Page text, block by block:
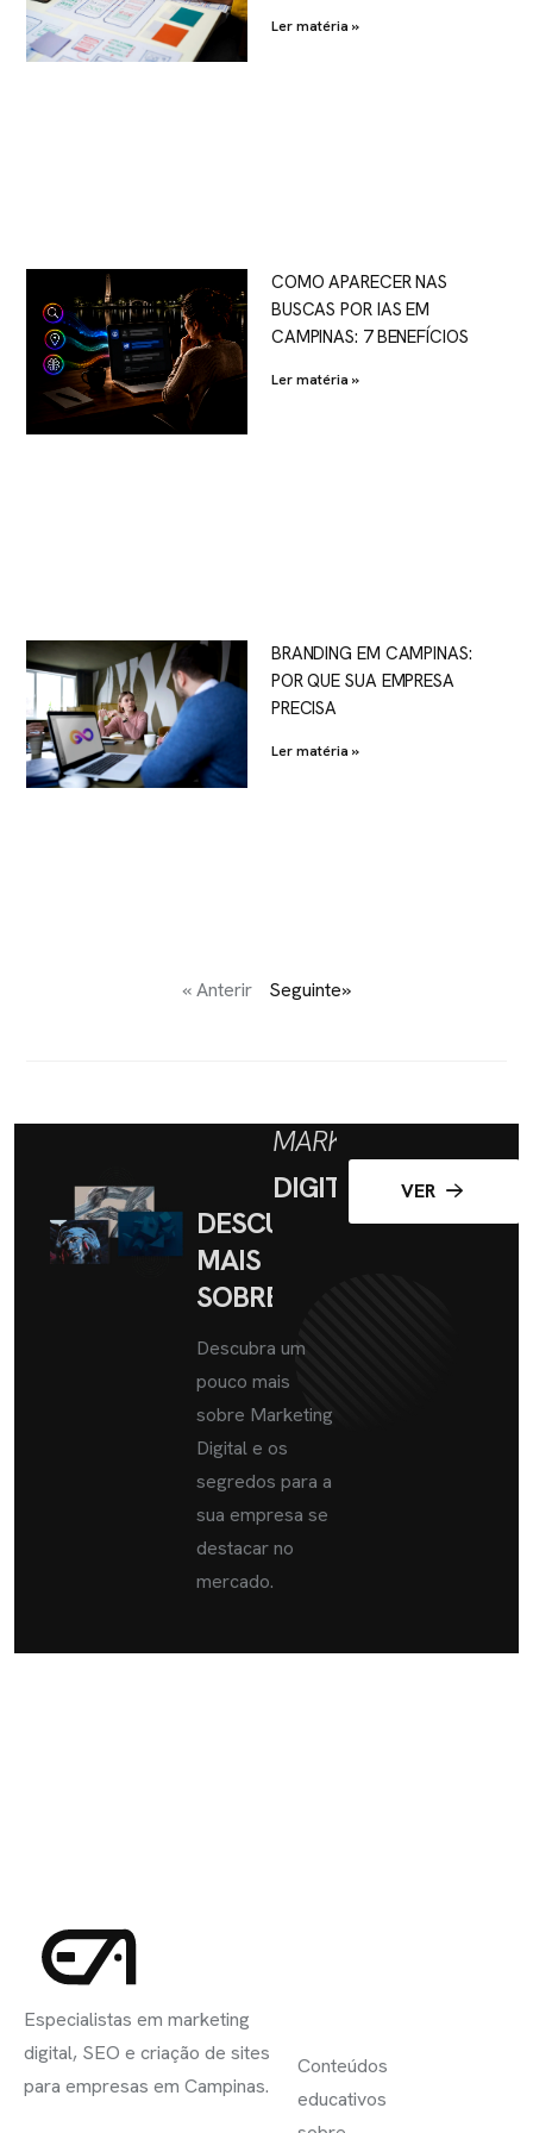
Ler matéria »
COMO APARECER NAS
BUSCAS POR IAS EM
CAMPINAS: 7 BENEFÍCIOS
Ler matéria »
BRANDING EM CAMPINAS:
POR QUE SUA EMPRESA
PRECISA
Ler matéria »
« Anterir Seguinte»
DESCUBRA
MAIS
SOBRE
MARKETING
DIGITAL
Descubra um
pouco mais
sobre Marketing
Digital e os
segredos para a
sua empresa se
destacar no
mercado.
VER
Especialistas em marketing
digital, SEO e criação de sites
para empresas em Campinas.
Conteúdos
educativos